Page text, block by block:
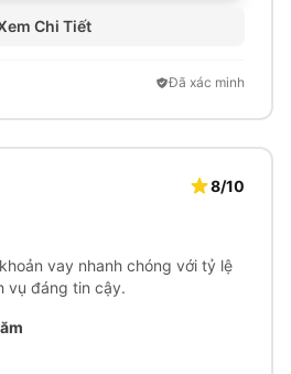
Chi Tiết
Đã xác minh
8/10
vay nhanh chóng với tỷ lệ
vụ đáng tin cậy.